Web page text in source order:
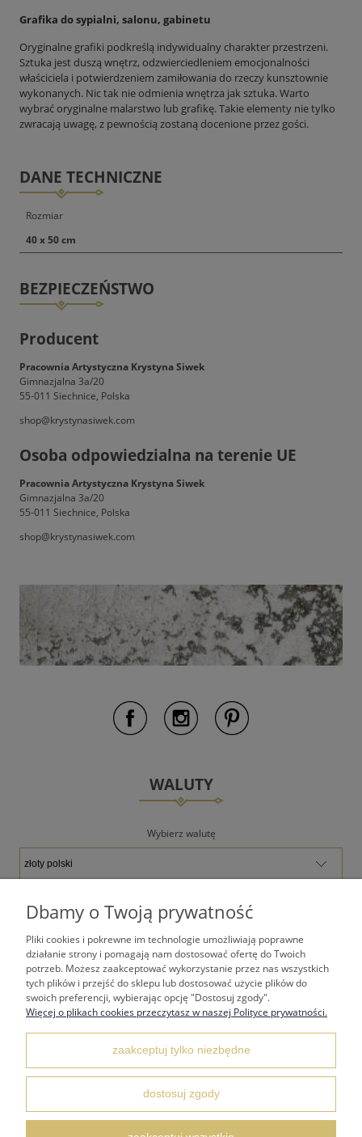
Grafika do sypialni, salonu, gabinetu
Oryginalne grafiki podkreślą indywidualny charakter przestrzeni.
Sztuka jest duszą wnętrz, odzwierciedleniem emocjonalności
właściciela i potwierdzeniem zamiłowania do rzeczy kunsztownie
wykonanych. Nic tak nie odmienia wnętrza jak sztuka. Warto
wybrać oryginalne malarstwo lub grafikę. Takie elementy nie tylko
zwracają uwagę, z pewnością zostaną docenione przez gości.
DANE TECHNICZNE
Rozmiar
40 x 50 cm
BEZPIECZEŃSTWO
Producent
Pracownia Artystyczna Krystyna Siwek
Gimnazjalna 3a/20
55-011 Siechnice, Polska
shop@krystynasiwek.com
Osoba odpowiedzialna na terenie UE
Pracownia Artystyczna Krystyna Siwek
Gimnazjalna 3a/20
55-011 Siechnice, Polska
shop@krystynasiwek.com
WALUTY
Wybierz walutę
TWOJE KONTO
PŁATNOŚCI I DOSTAWA
REGULAMINY
KONTAKT I DANE ADRESOWE
Dbamy o Twoją prywatność
Pliki cookies i pokrewne im technologie umożliwiają poprawne
działanie strony i pomagają nam dostosować ofertę do Twoich
potrzeb. Możesz zaakceptować wykorzystanie przez nas wszystkich
tych plików i przejść do sklepu lub dostosować użycie plików do
swoich preferencji, wybierając opcję "Dostosuj zgody".
Więcej o plikach cookies przeczytasz w naszej Polityce prywatności.
zaakceptuj tylko niezbędne
dostosuj zgody